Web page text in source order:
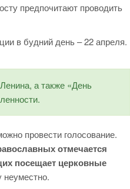
предпочитают проводить
в будний день – 22 апреля.
а также «День
провести голосование.
отмечается
посещает церковные
неуместно.